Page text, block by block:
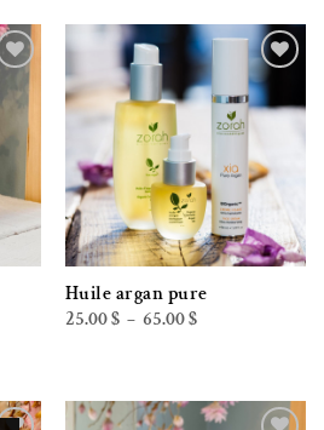
Ajouter à la liste de souhaits
Huile argan pure
25.00$ – 65.00$Plage
de